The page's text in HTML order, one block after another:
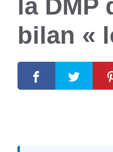
la DMP
bilan «